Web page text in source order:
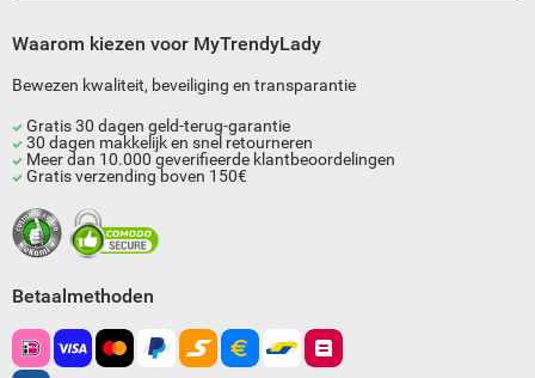
Waarom kiezen voor MyTrendyLady
Bewezen kwaliteit, beveiliging en transparantie
Gratis 30 dagen geld-terug-garantie
30 dagen makkelijk en snel retourneren
Meer dan 10.000 geverifieerde klantbeoordelingen
Gratis verzending boven 150€
Betaalmethoden